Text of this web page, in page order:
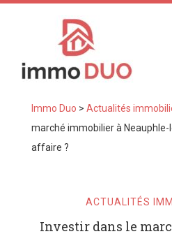
Immo Duo > Actualités
marché immobilier à Neauphle-
affaire ?
ACTUALITÉS
Investir dans le